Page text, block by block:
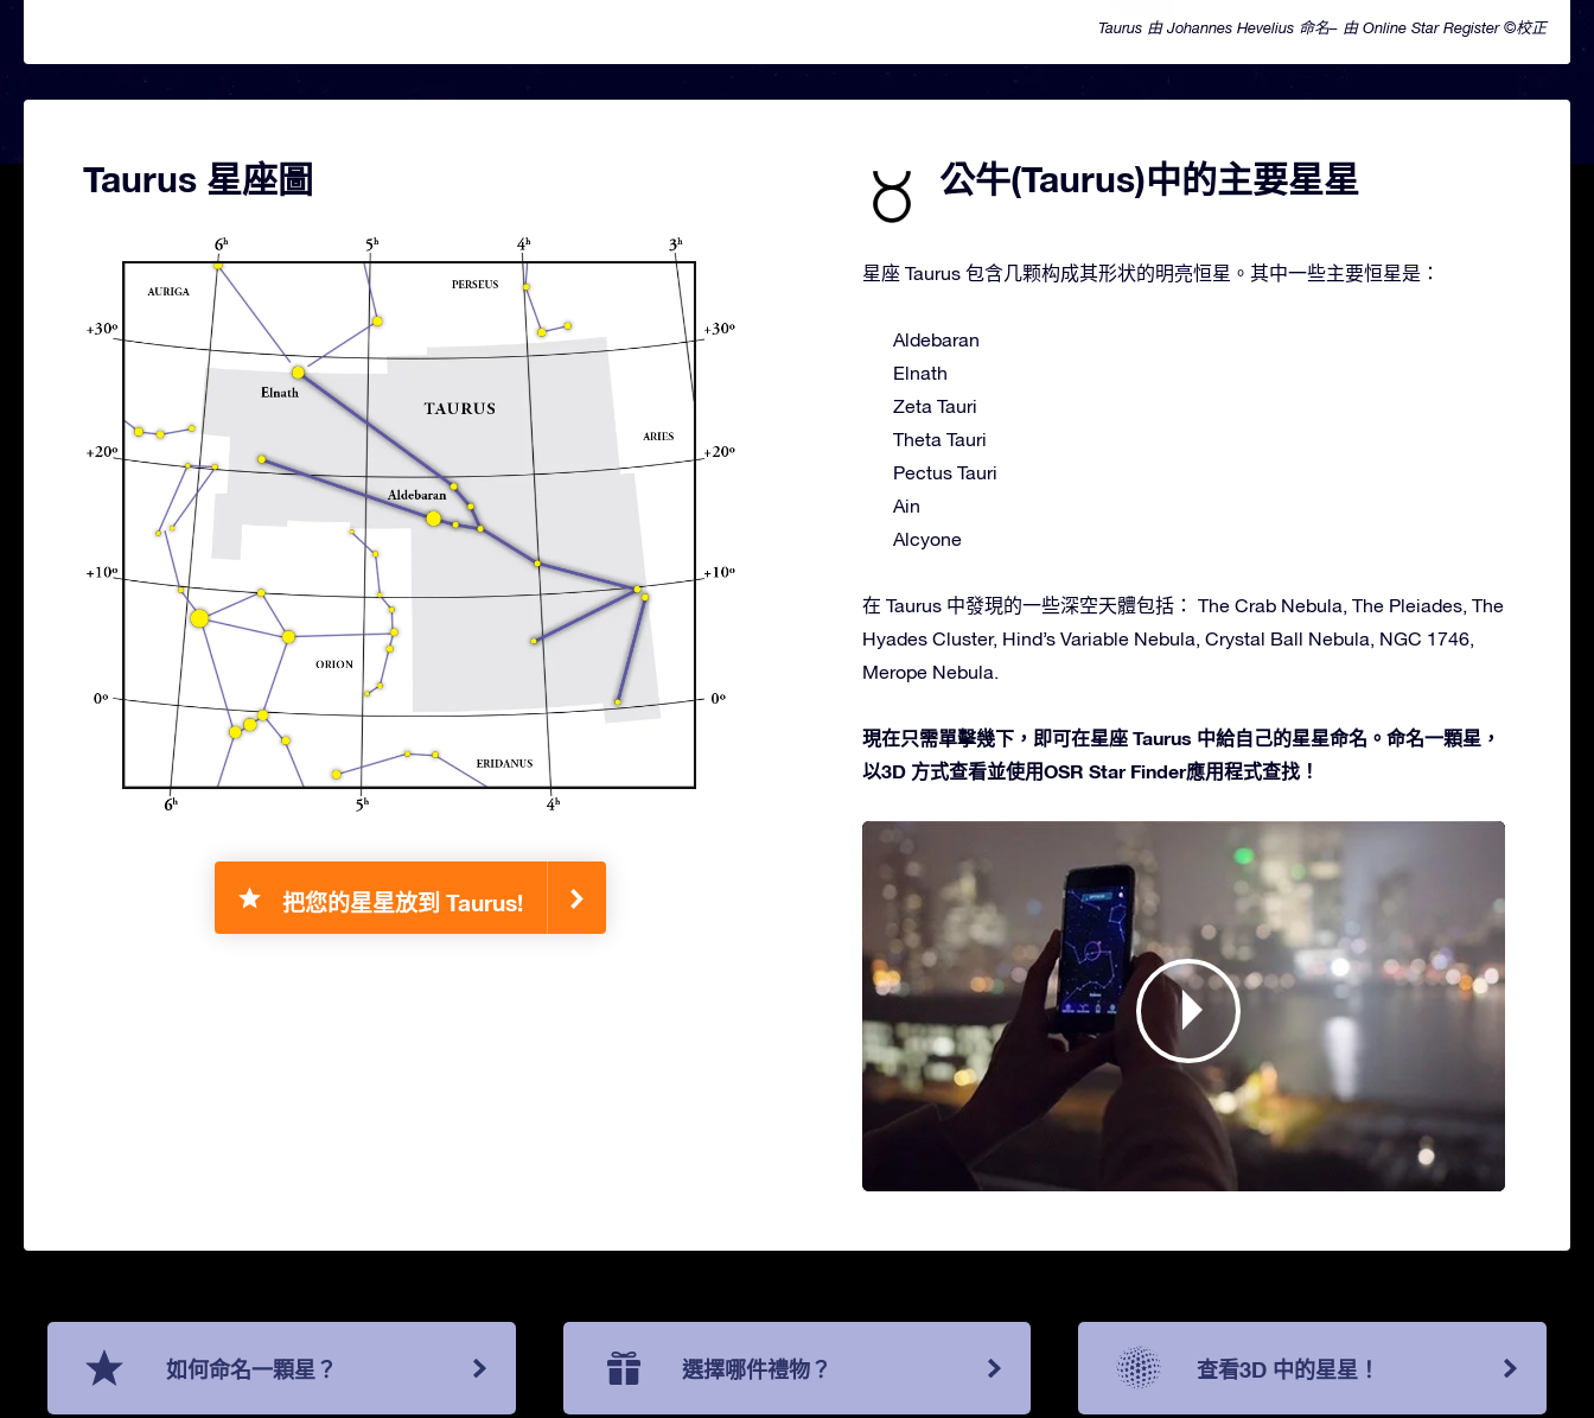
Taurus 由 Johannes Hevelius 命名– 由 Online Star Register ©校正
Taurus 星座圖
把您的星星放到 Taurus!
公牛(Taurus)中的主要星星
星座 Taurus 包含几颗构成其形状的明亮恒星。其中一些主要恒星是：
Aldebaran
Elnath
Zeta Tauri
Theta Tauri
Pectus Tauri
Ain
Alcyone
在 Taurus 中發現的一些深空天體包括： The Crab Nebula, The Pleiades, The
Hyades Cluster, Hind’s Variable Nebula, Crystal Ball Nebula, NGC 1746,
Merope Nebula.
現在只需單擊幾下，即可在星座 Taurus 中給自己的星星命名。命名一顆星，
以3D 方式查看並使用OSR Star Finder應用程式查找！
如何命名一顆星？ 選擇哪件禮物？ 查看3D 中的星星！